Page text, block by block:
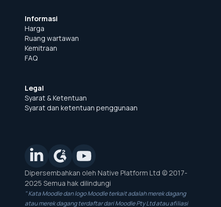
Informasi
Harga
Ruang wartawan
Kemitraan
FAQ
Legal
Syarat & Ketentuan
Syarat dan ketentuan penggunaan
Dipersembahkan oleh Native Platform Ltd © 2017-
2025 Semua hak dilindungi
" Kata Moodle dan logo Moodle terkait adalah merek dagang
atau merek dagang terdaftar dari Moodle Pty Ltd atau afiliasi